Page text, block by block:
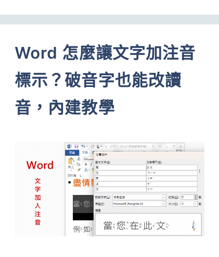
Word 怎麼讓文字加注音
標示？破音字也能改讀
音，內建教學